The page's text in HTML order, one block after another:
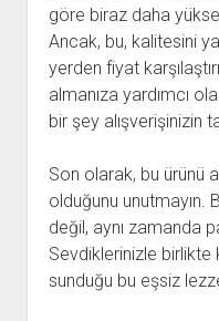
göre biraz daha
Ancak, bu, kalitesini
yerden fiyat
almanıza yardımcı
bir şey alışverişinizin
Son olarak, bu ürünü
olduğunu unutmayın.
değil, aynı zamanda
Sevdiklerinizle
sunduğu bu eşsiz